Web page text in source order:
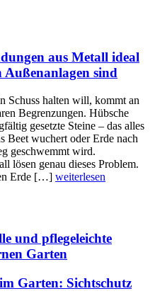
aus Metall ideal
sind
Schuss halten will, kommt an
Begrenzungen. Hübsche
gesetzte Steine – das alles
Beet wuchert oder Erde nach
geschwemmt wird.
lösen genau dieses Problem.
Erde […] weiterlesen
und pflegeleichte
Garten
Garten: Sichtschutz